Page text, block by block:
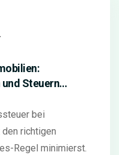
Steuern
bei
richtigen
Regel minimierst.